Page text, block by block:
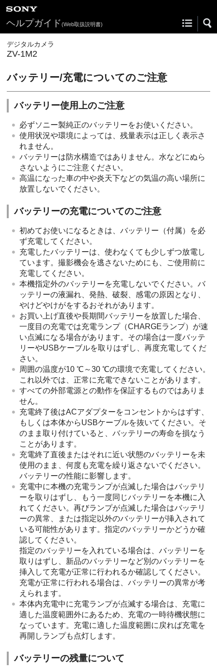
ヘルプガイド(Web取扱説明書)
デジタルカメラ
ZV-1M2
バッテリー/充電についてのご注意
バッテリー使用上のご注意
必ずソニー製純正のバッテリーをお使いください。
使用状況や環境によっては、残量表示は正しく表示さ
れません。
バッテリーは防水構造ではありません。水などにぬら
さないようにご注意ください。
高温になった車の中や炎天下などの気温の高い場所に
放置しないでください。
バッテリーの充電についてのご注意
初めてお使いになるときは、バッテリー（付属）を必
ず充電してください。
充電したバッテリーは、使わなくても少しずつ放電し
ています。撮影機会を逃さないためにも、ご使用前に
充電してください。
本機指定外のバッテリーを充電しないでください。バ
ッテリーの液漏れ、発熱、破裂、感電の原因となり、
やけどやけがをするおそれがあります。
お買い上げ直後や長期間バッテリーを放置した場合、
一度目の充電では充電ランプ（CHARGEランプ）が速
い点滅になる場合があります。その場合は一度バッテ
リーやUSBケーブルを取りはずし、再度充電してくだ
さい。
周囲の温度が10 ℃～30 ℃の環境で充電してください。
これ以外では、正常に充電できないことがあります。
すべての外部電源との動作を保証するものではありま
せん。
充電終了後はACアダプターをコンセントからはずす、
もしくは本体からUSBケーブルを抜いてください。そ
のまま取り付けていると、バッテリーの寿命を損なう
ことがあります。
充電終了直後またはそれに近い状態のバッテリーを未
使用のまま、何度も充電を繰り返さないでください。
バッテリーの性能に影響します。
充電中に本機の充電ランプが点滅した場合はバッテリ
ーを取りはずし、もう一度同じバッテリーを本機に入
れてください。再びランプが点滅した場合はバッテリ
ーの異常、または指定以外のバッテリーが挿入されて
いる可能性があります。指定のバッテリーかどうか確
認してください。
指定のバッテリーを入れている場合は、バッテリーを
取りはずし、新品のバッテリーなど別のバッテリーを
挿入して充電が正常に行われるか確認してください。
充電が正常に行われる場合は、バッテリーの異常が考
えられます。
本体内充電中に充電ランプが点滅する場合は、充電に
適した温度範囲外にあるため、充電の一時待機状態に
なっています。充電に適した温度範囲に戻れば充電を
再開しランプも点灯します。
バッテリーの残量について